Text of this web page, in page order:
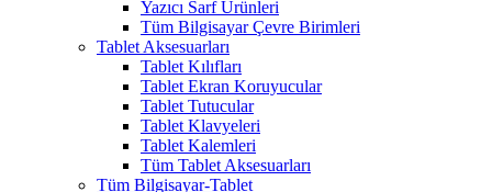
Yazıcı Sarf Ürünleri
Tüm Bilgisayar Çevre Birimleri
Tablet Aksesuarları
Tablet Kılıfları
Tablet Ekran Koruyucular
Tablet Tutucular
Tablet Klavyeleri
Tablet Kalemleri
Tüm Tablet Aksesuarları
Tüm Bilgisayar-Tablet